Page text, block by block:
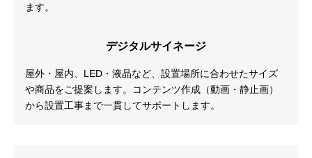
ます。
デジタルサイネージ
屋外・屋内、LED・液晶など、設置場所に合わせたサイズ
や商品をご提案します。コンテンツ作成（動画・静止画）
から設置工事まで一貫してサポートします。